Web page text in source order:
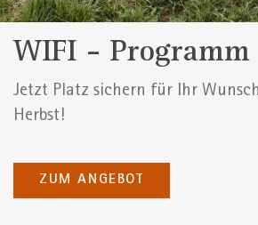
WIFI - Programm
Jetzt Platz sichern für Ihr
Herbst!
ZUM ANGEBOT